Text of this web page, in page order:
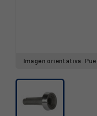
Imagen orientativa.